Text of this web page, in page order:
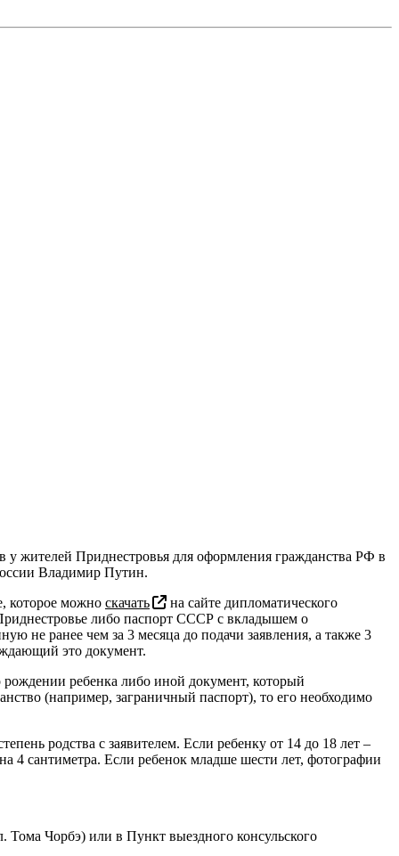
жителей Приднестровья для оформления гражданства РФ в
Владимир Путин.
которое можно скачать
на сайте дипломатического
либо паспорт СССР с вкладышем о
не ранее чем за 3 месяца до подачи заявления, а также 3
это документ.
рождении ребенка либо иной документ, который
(например, заграничный паспорт), то его необходимо
родства с заявителем. Если ребенку от 14 до 18 лет –
4 сантиметра. Если ребенок младше шести лет, фотографии
Чорбэ) или в Пункт выездного консульского